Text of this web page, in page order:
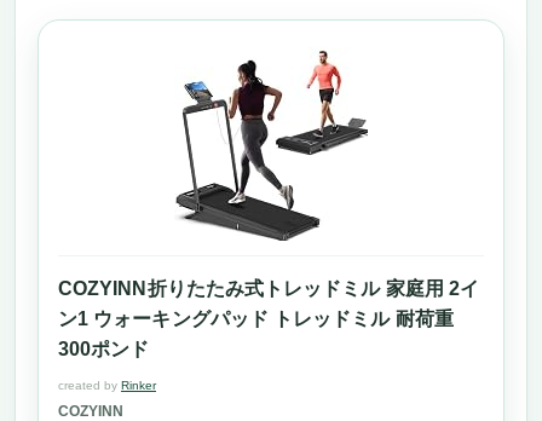
COZYINN折りたたみ式トレッドミル 家庭用 2イ
ン1 ウォーキングパッド トレッドミル 耐荷重
300ポンド
created by Rinker
COZYINN